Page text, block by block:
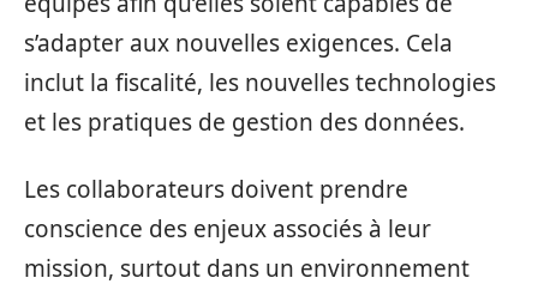
s’adapter aux nouvelles exigences. Cela
inclut la fiscalité, les nouvelles technologies
et les pratiques de gestion des données.
Les collaborateurs doivent prendre
conscience des enjeux associés à leur
mission, surtout dans un environnement